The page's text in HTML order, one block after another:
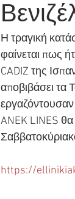
Η τραγική
φαίνεται πως
CADIZ της
αποβιβάσει τα
εργαζόντουσαν
ANEK LINES θα
https://